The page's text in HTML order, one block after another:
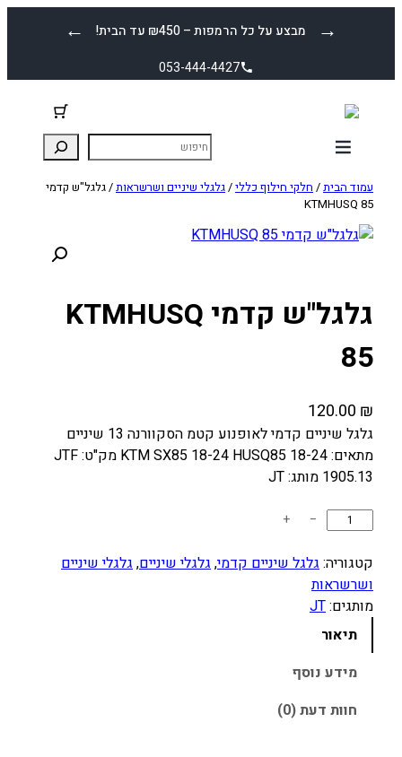
← מבצע על כל הרמפות – ₪450 עד הבית! →
053-444-4427
עמוד הבית/ חלקי חילוף כללי/גלגלי שיניים ושרשראות/ גלגל"ש קדמי
KTMHUSQ 85
גלגל"ש קדמי KTMHUSQ
85
120.00 ₪
גלגל שיניים קדמי לאופנוע קטמ הסקוורנה 13 שיניים
מתאים: KTM SX85 18-24 HUSQ85 18-24 מק"ט: JTF
1905.13 מותג: JT
ו
ת
ש
ג
−
+
קטגוריה:גלגל שיניים קדמי, גלגלי שיניים, גלגלי שיניים
ושרשראות
מותגים:JT
תיאור
מידע נוסף
חוות דעת (0)